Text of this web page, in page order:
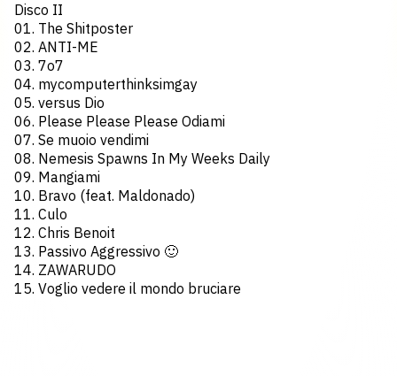
Disco II
01. The Shitposter
02. ANTI-ME
03. 7o7
04. mycomputerthinksimgay
05. versus Dio
06. Please Please Please Odiami
07. Se muoio vendimi
08. Nemesis Spawns In My Weeks Daily
09. Mangiami
10. Bravo (feat. Maldonado)
11. Culo
12. Chris Benoit
13. Passivo Aggressivo 🙂
14. ZAWARUDO
15. Voglio vedere il mondo bruciare